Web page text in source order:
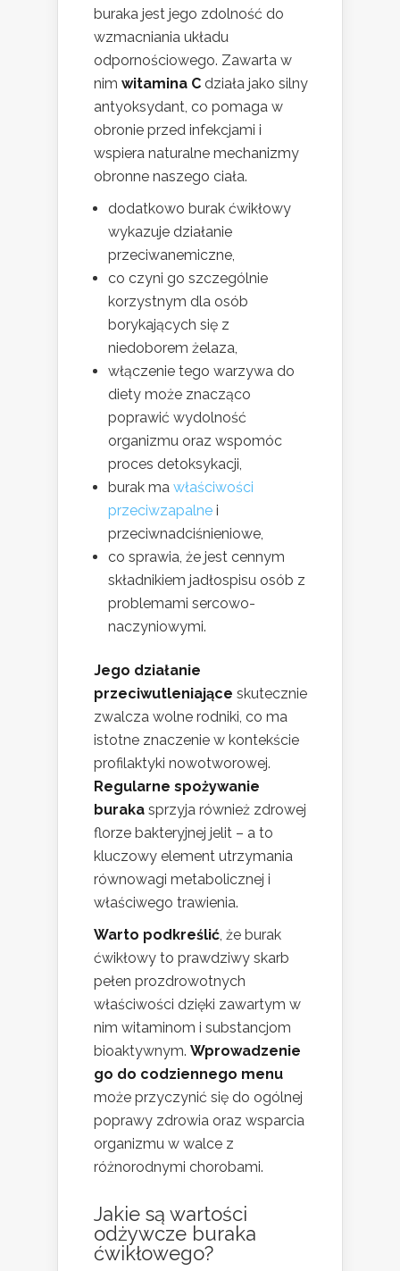
buraka jest jego zdolność do
wzmacniania układu
odpornościowego. Zawarta w
nim witamina C działa jako silny
antyoksydant, co pomaga w
obronie przed infekcjami i
wspiera naturalne mechanizmy
obronne naszego ciała.
dodatkowo burak ćwikłowy
wykazuje działanie
przeciwanemiczne,
co czyni go szczególnie
korzystnym dla osób
borykających się z
niedoborem żelaza,
włączenie tego warzywa do
diety może znacząco
poprawić wydolność
organizmu oraz wspomóc
proces detoksykacji,
burak ma właściwości
przeciwzapalne i
przeciwnadciśnieniowe,
co sprawia, że jest cennym
składnikiem jadłospisu osób z
problemami sercowo-
naczyniowymi.
Jego działanie
przeciwutleniające skutecznie
zwalcza wolne rodniki, co ma
istotne znaczenie w kontekście
profilaktyki nowotworowej.
Regularne spożywanie
buraka sprzyja również zdrowej
florze bakteryjnej jelit – a to
kluczowy element utrzymania
równowagi metabolicznej i
właściwego trawienia.
Warto podkreślić, że burak
ćwikłowy to prawdziwy skarb
pełen prozdrowotnych
właściwości dzięki zawartym w
nim witaminom i substancjom
bioaktywnym. Wprowadzenie
go do codziennego menu
może przyczynić się do ogólnej
poprawy zdrowia oraz wsparcia
organizmu w walce z
różnorodnymi chorobami.
Jakie są wartości
odżywcze buraka
ćwikłowego?